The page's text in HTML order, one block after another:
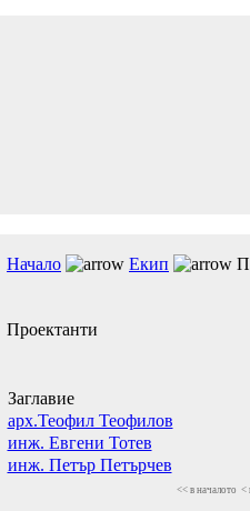
Начало Екип
Проектанти
Заглавие
арх.Теофил Теофилов
инж. Евгени Тотев
инж. Петър Петърчев
<< в началото <